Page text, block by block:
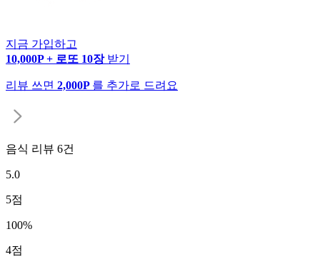
지금 가입하고
10,000P + 로또 10장 받기
리뷰 쓰면 2,000P 를 추가로 드려요
음식 리뷰 6건
5.0
5점
100%
4점